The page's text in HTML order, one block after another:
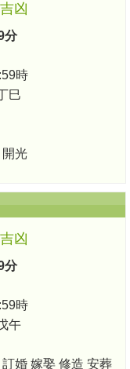
凶
分
時
巳
開光
凶
分
時
午
婚 嫁娶 修造 安葬